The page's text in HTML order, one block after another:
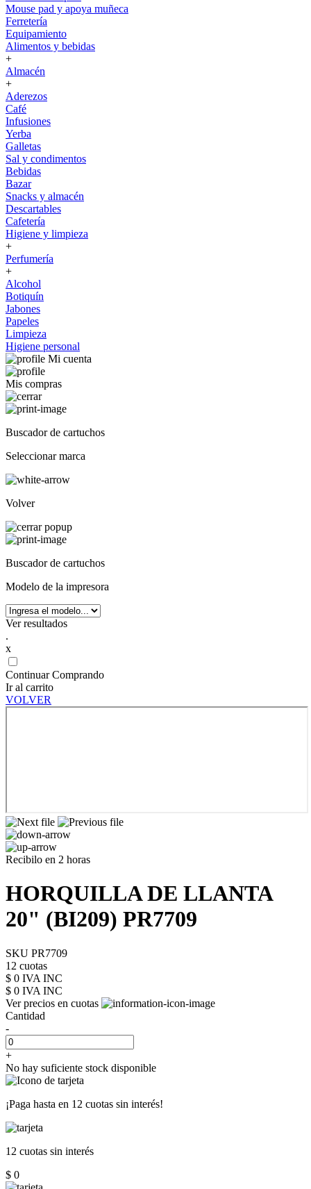
Mouse pad y apoya muñeca
Ferretería
Equipamiento
Alimentos y bebidas
+
Almacén
+
Aderezos
Café
Infusiones
Yerba
Galletas
Sal y condimentos
Bebidas
Bazar
Snacks y almacén
Descartables
Cafetería
Higiene y limpieza
+
Perfumería
+
Alcohol
Botiquín
Jabones
Papeles
Limpieza
Higiene personal
Mi cuenta
Mis compras
Buscador de cartuchos
Seleccionar marca
Volver
Buscador de cartuchos
Modelo de la impresora
Ver resultados
.
x
Continuar Comprando
Ir al carrito
VOLVER
Recibilo en 2 horas
HORQUILLA DE LLANTA
20" (BI209) PR7709
SKU PR7709
12 cuotas
$ 0 IVA INC
$ 0 IVA INC
Ver precios en cuotas
Cantidad
-
+
No hay suficiente stock disponible
¡Paga hasta en 12 cuotas sin interés!
12 cuotas sin interés
$ 0